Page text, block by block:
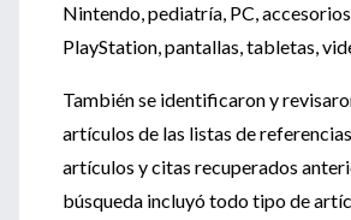
Nintendo, pediatría, PC,
PlayStation, pantallas, tabletas,
También se identificaron y
artículos de las listas de
artículos y citas recuperados
búsqueda incluyó todo tipo de